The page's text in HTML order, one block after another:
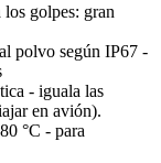
golpes: gran
polvo según IP67 -
- iguala las
en avión).
°C - para